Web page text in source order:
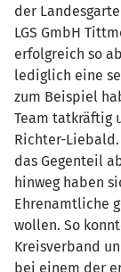
der
LGS GmbH
erfolgreich so
lediglich eine
zum Beispiel
Team tatkräftig
Richter-
das Gegenteil
hinweg haben
Ehrenamtliche
wollen. So
Kreisverband
bei einem der